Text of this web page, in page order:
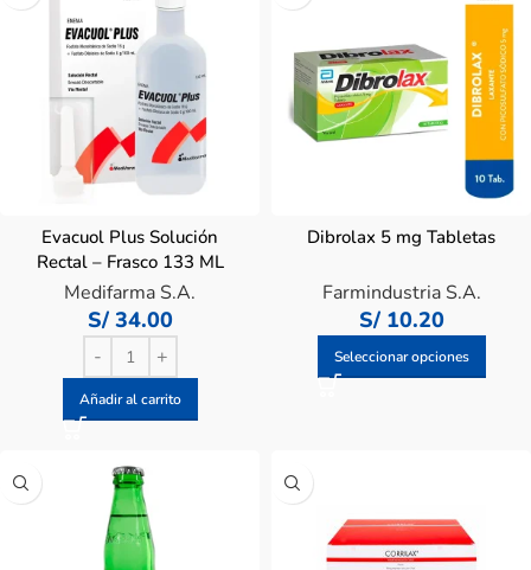
Evacuol Plus Solución
Rectal – Frasco 133 ML
Medifarma S.A.
S/34.00
Añadir al carrito
Dibrolax 5 mg Tabletas
Farmindustria S.A.
S/10.20
Seleccionar opciones